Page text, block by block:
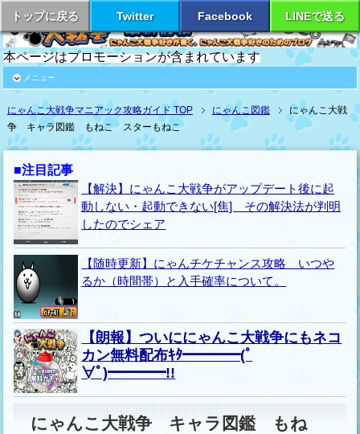
トップに戻る Twitter Facebook LINEで送る
本ページはプロモーションが含まれています
メニュー
にゃんこ大戦争マニアック攻略ガイド TOP にゃんこ図鑑
にゃんこ大戦
争 キャラ図鑑 もねこ スターもねこ
■注目記事
【解決】にゃんこ大戦争がアップデート後に起
動しない・起動できない[焦] その解決法が判明
したのでシェア
【随時更新】にゃんチケチャンス攻略 いつや
るか（時間帯）と入手確率について。
【朗報】ついににゃんこ大戦争にもネコ
カン無料配布ｷﾀ━━━━(ﾟ
∀ﾟ)━━━━!!
にゃんこ大戦争 キャラ図鑑 もね